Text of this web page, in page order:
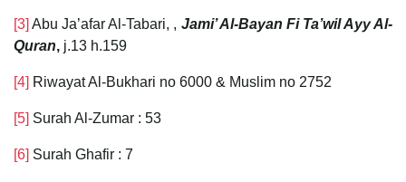
[3] Abu Ja’afar Al-Tabari, , Jami’ Al-Bayan Fi Ta’wil Ayy Al-
Quran, j.13 h.159
[4] Riwayat Al-Bukhari no 6000 & Muslim no 2752
[5] Surah Al-Zumar : 53
[6] Surah Ghafir : 7